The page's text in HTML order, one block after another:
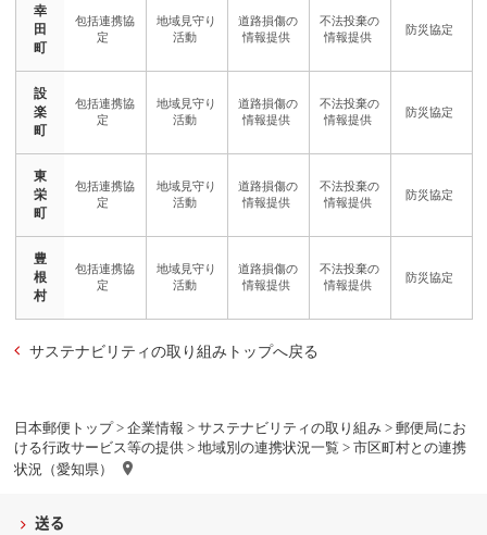
日本郵便トップ> 企業情報 > サステナビリティの取り組み> 郵便局にお
ける行政サービス等の提供> 地域別の連携状況一覧 > 市区町村との連携
状況（愛知県）
幸
田
町
設
楽
町
東
栄
町
豊
根
村
サステナビリティの取り組みトップへ戻る
送る